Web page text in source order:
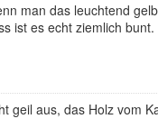
man das leuchtend
ist es echt ziemlich bunt.
geil aus, das Holz vom